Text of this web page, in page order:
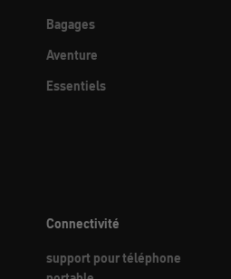
Bagages
Aventure
Essentiels
Connectivité
support pour téléphone